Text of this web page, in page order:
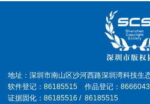
地址：深圳市南山区沙河西路深圳湾科技生
软件登记：86185515 作品登记：
证据固化：86185516 / 86185515